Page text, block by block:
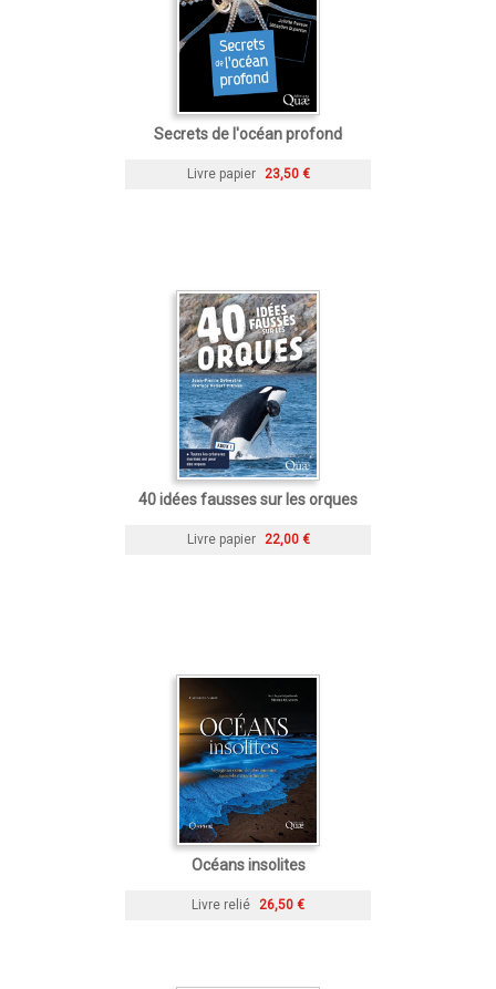
Secrets de l'océan profond
Livre papier 23,50 €
40 idées fausses sur les orques
Livre papier 22,00 €
Océans insolites
Livre relié 26,50 €